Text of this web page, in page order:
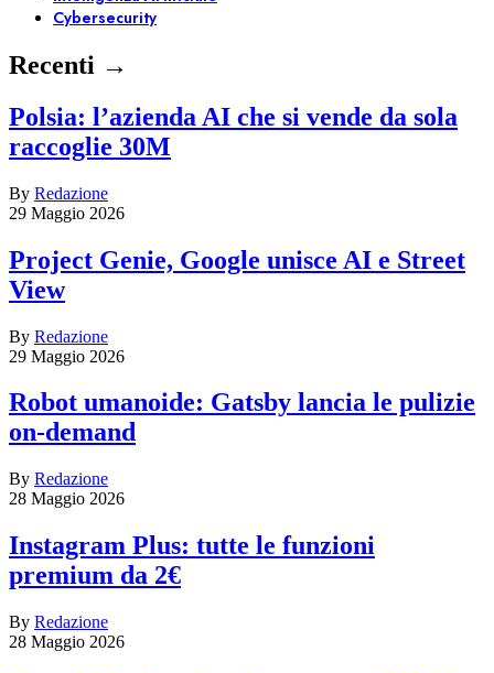
Cybersecurity
Recenti →
Polsia: l’azienda AI che si vende da sola
raccoglie 30M
By Redazione
29 Maggio 2026
Project Genie, Google unisce AI e Street
View
By Redazione
29 Maggio 2026
Robot umanoide: Gatsby lancia le pulizie
on-demand
By Redazione
28 Maggio 2026
Instagram Plus: tutte le funzioni
premium da 2€
By Redazione
28 Maggio 2026